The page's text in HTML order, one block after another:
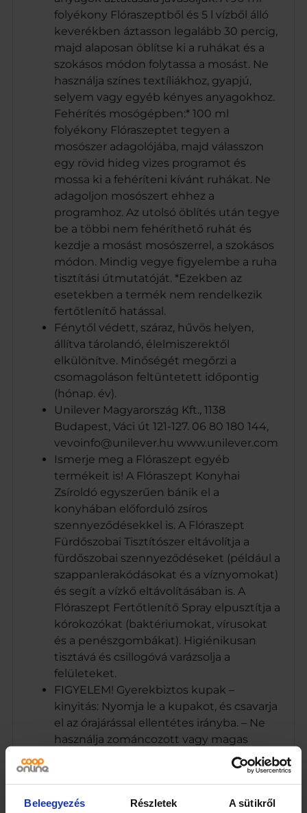
Beleegyezés Részletek A sütikről
folyékony Flóraszeptből és 5 l vízből álló
keverékben áztasson legalább 30 percig,
majd alaposan öblítse ki a ruhákat és a
szokásos módon folytassa a mosást. Ne
használja színes textíliákhoz, gyapjú,
selyem vagy egyéb kényes anyagokhoz.
Fehérítés mosógépben:* 100 ml
folyékony Flóraszeptet tegyen a
mosószer adagolójába, majd válasszon
egy rövid hideg vizes programot és
mossa ki a fehéríteni kívánt ruhákat. Ne
adagoljon mosószert ehhez a
programhoz. Az utolsó öblítés után tegye
be a többi nem fehéríthető ruhát és
kezdje a mosást mosószerrel, a szokásos
módon. Mindig vegye figyelembe a ruha
tisztítási útmutatóját. *Ezekben az
esetekben a termék nem rendelkezik
fertőtlenítő hatással.
Fénytől védett, száraz, hűvös helyen,
állítva tárolandó, élelmiszerektől
elkülönítve. Minőségét megőrzi a
csomagoláson feltüntetett időpontig
(hónap. év).
Unilever Magyarország Kft., 1138
Budapest, Váci út 121-127. 06 80 180 144,
vevoinfo@unilever.hu www.unilever.com
Ismerje meg a Flóraszept egyéb
termékeit is! A Flóraszept Konyhai
Zsíroldó egyszerűen bánik el a
konyhában előforduló zsíros
szennyeződésekkel is. A Flóraszept
Fürdőszobai Tisztítószer eltávolítja a
fürdőszobai szennyeződéseket (például a
szappanlerakódásokat és a víznyomokat)
és segít a vízkő eltávolításában is. A
Flóraszept Fertőtlenítő Spray elpusztítja a
kórokozókat (baktériumokat, vírusokat
és a penészgombákat). Higiénikusan
tisztává és csillogóvá varázsolja a
felületeket.
FIGYELEM! Gyerekbiztos kupak –
kinyitás: Nyomja le a kupakot, és csavarja
el az órajárással ellentétes irányba. – Ne
használja zománcozott vagy magas
fényű fémfelületeken (króm, arany). – Ne
használja színes textíliákhoz, gyapjú,
selyem, műszálas anyagokhoz, bőrhöz és
olyan ruhaneműkhöz, melyek speciális